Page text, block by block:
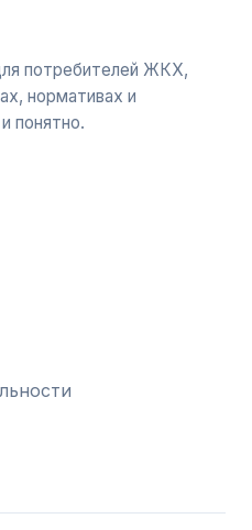
потребителей ЖКХ,
нормативах и
понятно.